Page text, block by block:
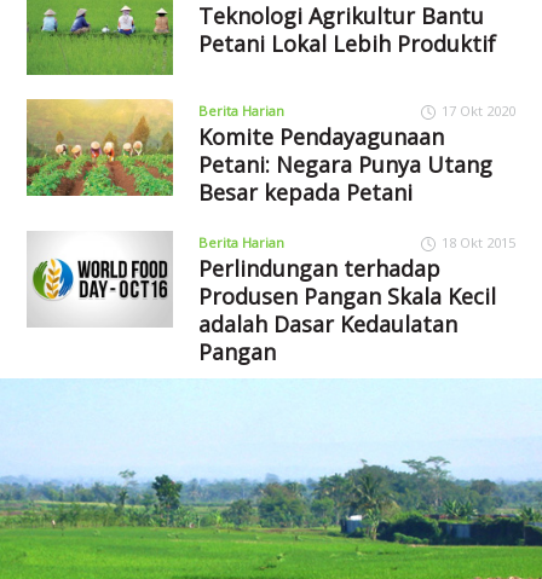
Teknologi Agrikultur Bantu
Petani Lokal Lebih Produktif
Berita Harian 17 Okt 2020
Komite Pendayagunaan
Petani: Negara Punya Utang
Besar kepada Petani
Berita Harian 18 Okt 2015
Perlindungan terhadap
Produsen Pangan Skala Kecil
adalah Dasar Kedaulatan
Pangan